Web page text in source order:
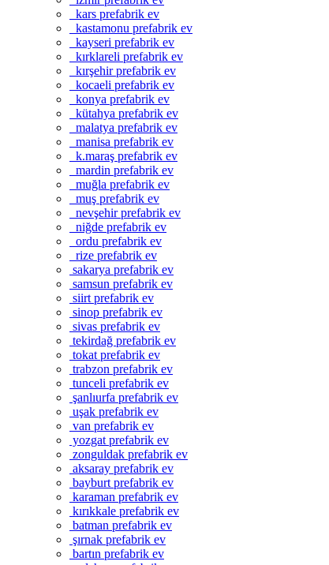
kars prefabrik ev
kastamonu prefabrik ev
kayseri prefabrik ev
kırklareli prefabrik ev
kırşehir prefabrik ev
kocaeli prefabrik ev
konya prefabrik ev
kütahya prefabrik ev
malatya prefabrik ev
manisa prefabrik ev
k.maraş prefabrik ev
mardin prefabrik ev
muğla prefabrik ev
muş prefabrik ev
nevşehir prefabrik ev
niğde prefabrik ev
ordu prefabrik ev
rize prefabrik ev
sakarya prefabrik ev
samsun prefabrik ev
siirt prefabrik ev
sinop prefabrik ev
sivas prefabrik ev
tekirdağ prefabrik ev
tokat prefabrik ev
trabzon prefabrik ev
tunceli prefabrik ev
şanlıurfa prefabrik ev
uşak prefabrik ev
van prefabrik ev
yozgat prefabrik ev
zonguldak prefabrik ev
aksaray prefabrik ev
bayburt prefabrik ev
karaman prefabrik ev
kırıkkale prefabrik ev
batman prefabrik ev
şırnak prefabrik ev
bartın prefabrik ev